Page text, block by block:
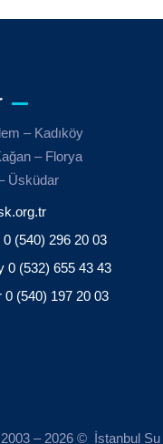
– Kadıköy
– Florya
Üsküdar
0 (540) 296 20 03
0 (532) 655 43 43
0 (540) 197 20 03
2003 – 2026 © İstanbul Su